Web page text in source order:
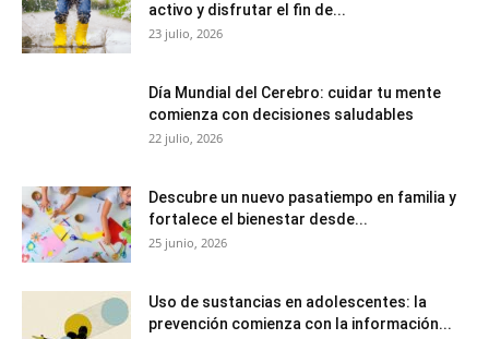
activo y disfrutar el fin de...
23 julio, 2026
Día Mundial del Cerebro: cuidar tu mente
comienza con decisiones saludables
22 julio, 2026
Descubre un nuevo pasatiempo en familia y
fortalece el bienestar desde...
25 junio, 2026
Uso de sustancias en adolescentes: la
prevención comienza con la información...